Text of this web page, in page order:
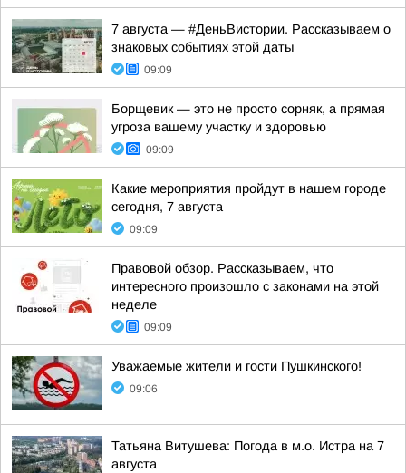
7 августа — #ДеньВистории. Рассказываем о
знаковых событиях этой даты
09:09
Борщевик — это не просто сорняк, а прямая
угроза вашему участку и здоровью
09:09
Какие мероприятия пройдут в нашем городе
сегодня, 7 августа
09:09
Правовой обзор. Рассказываем, что
интересного произошло с законами на этой
неделе
09:09
Уважаемые жители и гости Пушкинского!
09:06
Татьяна Витушева: Погода в м.о. Истра на 7
августа